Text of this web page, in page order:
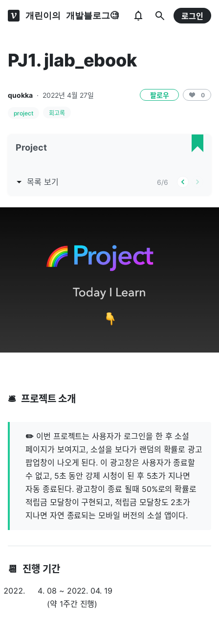
개린이의 개발블로그🧐 로그인
PJ1. jlab_ebook
quokka · 2022년 4월 27일 팔로우 0
project 회고록
Project
목록 보기 6/6
🛎 프로젝트 소개
✏️이번 프로젝트는 사용자가 로그인을 한 후 소설
페이지가 보여지고, 소설을 보다가 랜덤의 확률로 광고
팝업창이 나오게 된다. 이 광고창은 사용자가 종료할
수 없고, 5초 동안 강제 시청이 된 후 5초가 지나면
자동 종료된다. 광고창이 종료 될때 50%로의 확률로
적립금 모달창이 구현되고, 적립금 모달창도 2초가
지나면 자연 종료되는 모바일 버전의 소설 앱이다.
📆 진행 기간
08 ~ 2022. 04. 19
(약 1주간 진행)